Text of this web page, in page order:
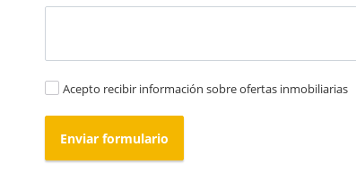
Acepto recibir información sobre ofertas inmobiliarias
Enviar formulario